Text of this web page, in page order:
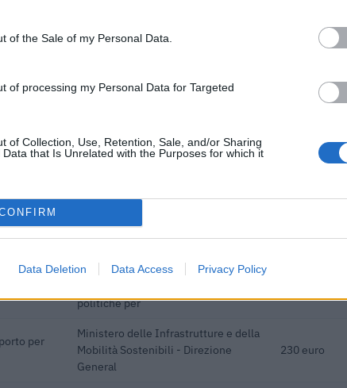
of the Sale of my Personal Data.
of processing my Personal Data for Targeted
of Collection, Use, Retention, Sale, and/or Sharing
that Is Unrelated with the Purposes for which it
Data Deletion Data Access Privacy Policy
nuovi
in Italy - Dipartimento per le
politiche per
13.451 euro
Mobilità Sostenibili - Direzione
32.001 euro
di terzi
Ministero delle Infrastrutture e della
Mobilità Sostenibili - Direzione
2.441 euro
GNL
Mobilità Sostenibili - Direzione
General
di nuovi
Ministero delle Imprese e del Made
politiche per
per
Ministero delle Infrastrutture e della
Mobilità Sostenibili - Direzione
General
230 euro